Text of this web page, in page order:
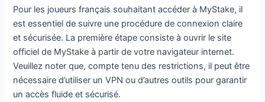
Pour les joueurs français souhaitant accéder à MyStake, il
est essentiel de suivre une procédure de connexion claire
et sécurisée. La première étape consiste à ouvrir le site
officiel de MyStake à partir de votre navigateur internet.
Veuillez noter que, compte tenu des restrictions, il peut être
nécessaire d’utiliser un VPN ou d’autres outils pour garantir
un accès fluide et sécurisé.